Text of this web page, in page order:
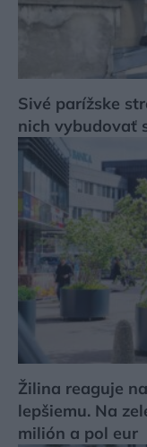
Sivé parížske
nich vybudovať
Žilina reaguje
lepšiemu. Na
milión a pol eur